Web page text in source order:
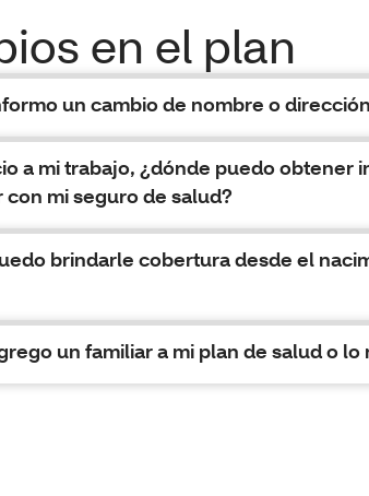
en el plan
un cambio de nombre o
a mi trabajo, ¿dónde puedo obtener
mi seguro de salud?
brindarle cobertura desde el
un familiar a mi plan de salud o lo